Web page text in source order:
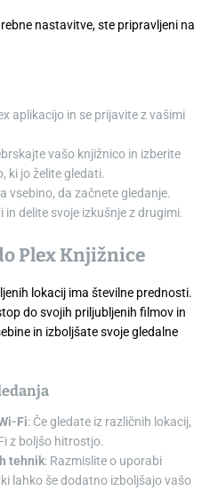
nastavitve, ste pripravljeni na
aplikacijo in se prijavite z vašimi
vašo knjižnico in izberite
ki jo želite gledati.
vsebino, da začnete gledanje.
in delite svoje izkušnje z drugimi.
Plex Knjižnice
lokacij ima številne prednosti.
do svojih priljubljenih filmov in
in izboljšate svoje gledalne
Fi: Če gledate iz različnih lokacij,
z boljšo hitrostjo.
tehnik: Razmislite o uporabi
lahko še dodatno izboljšajo vašo